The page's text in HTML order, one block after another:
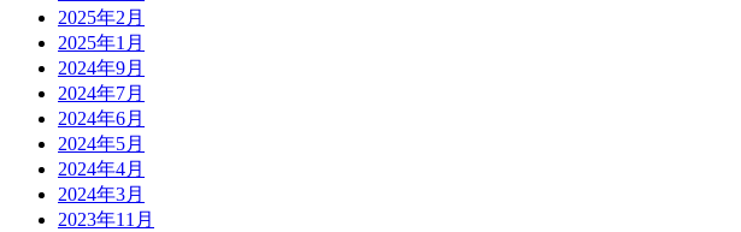
2025年2月
2025年1月
2024年9月
2024年7月
2024年6月
2024年5月
2024年4月
2024年3月
2023年11月